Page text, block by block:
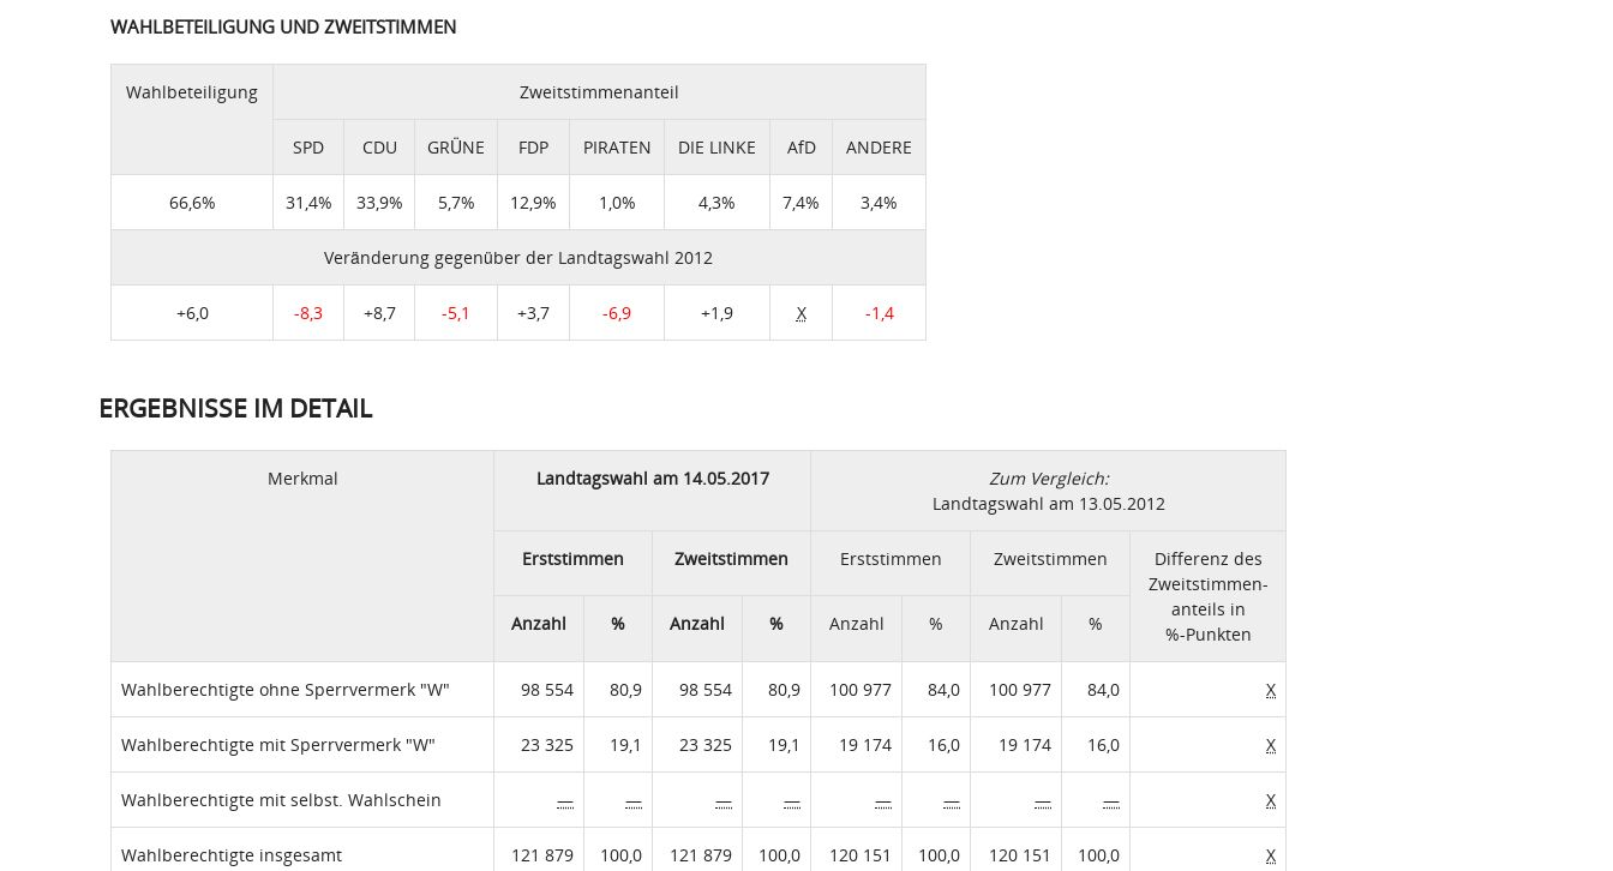
WAHLBETEILIGUNG UND ZWEITSTIMMEN
Wahlbeteiligung Zweitstimmenanteil
SPD CDU GRÜNE FDP PIRATEN DIE LINKE AfD ANDERE
66,6% 31,4% 33,9% 5,7% 12,9% 1,0% 4,3% 7,4% 3,4%
Veränderung gegenüber der Landtagswahl 2012
+6,0 -8,3 +8,7 -5,1 +3,7 -6,9 +1,9 X -1,4
ERGEBNISSE IM DETAIL
Merkmal Landtagswahl am 14.05.2017
Zum Vergleich:
Landtagswahl am 13.05.2012
Erststimmen Zweitstimmen Erststimmen Zweitstimmen
Differenz des
Zweitstimmen-
anteils in
%-Punkten
Anzahl % Anzahl % Anzahl % Anzahl %
Wahlberechtigte ohne Sperrvermerk "W" 98 554 80,9 98 554 80,9 100 977 84,0 100 977 84,0 X
Wahlberechtigte mit Sperrvermerk "W" 23 325 19,1 23 325 19,1 19 174 16,0 19 174 16,0 X
Wahlberechtigte mit selbst. Wahlschein — — — — — — — — X
Wahlberechtigte insgesamt 121 879 100,0 121 879 100,0 120 151 100,0 120 151 100,0 X